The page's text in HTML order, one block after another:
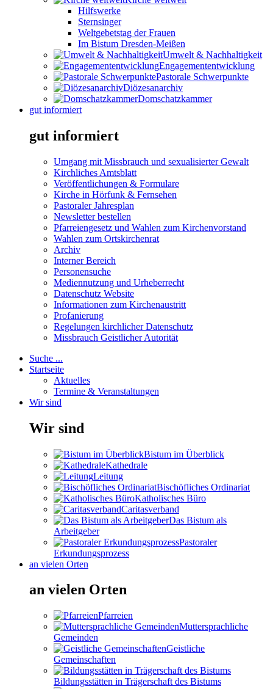
Hilfswerke
Sternsinger
Weltgebetstag der Frauen
Im Bistum Dresden-Meißen
Umwelt & Nachhaltigkeit
Engagemententwicklung
Pastorale Schwerpunkte
Diözesanarchiv
Domschatzkammer
gut informiert
gut informiert
Umgang mit Missbrauch und sexualisierter Gewalt
Kirchliches Amtsblatt
Veröffentlichungen & Formulare
Kirche in Hörfunk & Fernsehen
Pastoraler Jahresplan
Newsletter bestellen
Pfarreiengesetz und Wahlen zum Kirchenvorstand
Wahlen zum Ortskirchenrat
Archiv
Interner Bereich
Personensuche
Mediennutzung und Urheberrecht
Datenschutz Website
Informationen zum Kirchenaustritt
Profanierung
Regelungen kirchlicher Datenschutz
Missbrauch Geistlicher Autorität
Suche ...
Startseite
Aktuelles
Termine & Veranstaltungen
Wir sind
Wir sind
Bistum im Überblick
Kathedrale
Leitung
Bischöfliches Ordinariat
Katholisches Büro
Caritasverband
Das Bistum als
Arbeitgeber
Pastoraler
Erkundungsprozess
an vielen Orten
an vielen Orten
Pfarreien
Muttersprachliche
Gemeinden
Geistliche
Gemeinschaften
Bildungsstätten in Trägerschaft des Bistums